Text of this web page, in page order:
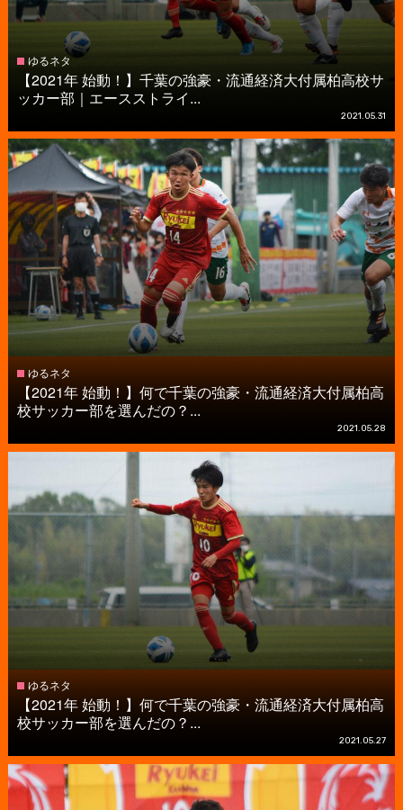
ゆるネタ
【2021年 始動！】千葉の強豪・流通経済大付属柏高校サ
ッカー部｜エースストライ...
2021.05.31
ゆるネタ
【2021年 始動！】何で千葉の強豪・流通経済大付属柏高
校サッカー部を選んだの？...
2021.05.28
ゆるネタ
【2021年 始動！】何で千葉の強豪・流通経済大付属柏高
校サッカー部を選んだの？...
2021.05.27